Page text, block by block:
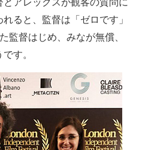
アレックスが観客の質問に
ると、監督は「ゼロです」
監督はじめ、みなが無償、
す。